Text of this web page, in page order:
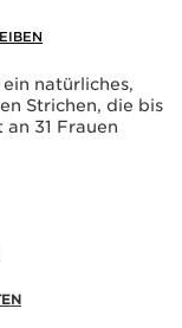
natürliches,
Strichen, die bis
31 Frauen